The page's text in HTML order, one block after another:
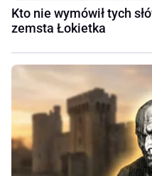
Kto nie wymówił tych
zemsta Łokietka